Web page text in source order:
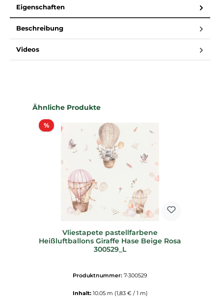
Eigenschaften
Beschreibung
Videos
Produktgalerie überspringen
Ähnliche Produkte
%Rabatt
Vliestapete pastellfarbene
Heißluftballons Giraffe Hase Beige Rosa
300529_L
Produktnummer: 7-300529
Inhalt: 10.05 m (1,83 € / 1 m)